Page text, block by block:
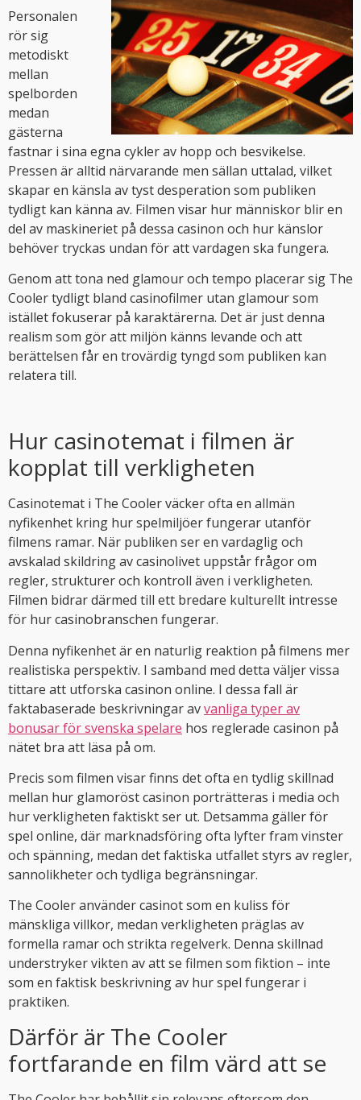
Personalen
rör sig
metodiskt
mellan
spelborden
medan
gästerna
fastnar i sina egna cykler av hopp och besvikelse.
Pressen är alltid närvarande men sällan uttalad, vilket
skapar en känsla av tyst desperation som publiken
tydligt kan känna av. Filmen visar hur människor blir en
del av maskineriet på dessa casinon och hur känslor
behöver tryckas undan för att vardagen ska fungera.
Genom att tona ned glamour och tempo placerar sig The
Cooler tydligt bland casinofilmer utan glamour som
istället fokuserar på karaktärerna. Det är just denna
realism som gör att miljön känns levande och att
berättelsen får en trovärdig tyngd som publiken kan
relatera till.
Hur casinotemat i filmen är
kopplat till verkligheten
Casinotemat i The Cooler väcker ofta en allmän
nyfikenhet kring hur spelmiljöer fungerar utanför
filmens ramar. När publiken ser en vardaglig och
avskalad skildring av casinolivet uppstår frågor om
regler, strukturer och kontroll även i verkligheten.
Filmen bidrar därmed till ett bredare kulturellt intresse
för hur casinobranschen fungerar.
Denna nyfikenhet är en naturlig reaktion på filmens mer
realistiska perspektiv. I samband med detta väljer vissa
tittare att utforska casinon online. I dessa fall är
faktabaserade beskrivningar avvanliga typer av
bonusar för svenska spelare hos reglerade casinon på
nätet bra att läsa på om.
Precis som filmen visar finns det ofta en tydlig skillnad
mellan hur glamoröst casinon porträtteras i media och
hur verkligheten faktiskt ser ut. Detsamma gäller för
spel online, där marknadsföring ofta lyfter fram vinster
och spänning, medan det faktiska utfallet styrs av regler,
sannolikheter och tydliga begränsningar.
The Cooler använder casinot som en kuliss för
mänskliga villkor, medan verkligheten präglas av
formella ramar och strikta regelverk. Denna skillnad
understryker vikten av att se filmen som fiktion – inte
som en faktisk beskrivning av hur spel fungerar i
praktiken.
Därför är The Cooler
fortfarande en film värd att se